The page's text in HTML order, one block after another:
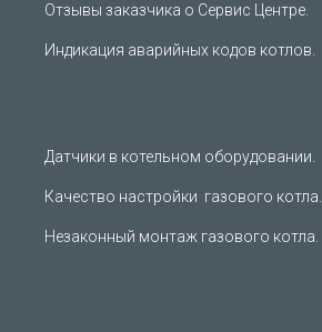
Отзывы заказчика о Сервис Центре.
Индикация аварийных кодов котлов.
Датчики в котельном оборудовании.
Качество настройки газового котла.
Незаконный монтаж газового котла.